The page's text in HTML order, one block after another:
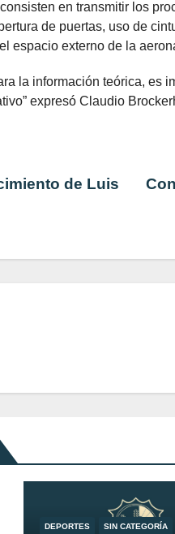
en transmitir los
de puertas, uso de
espacio externo de la
la información teórica, es
expresó Claudio
de Luis
DEPORTES SIN CATEGORÍA